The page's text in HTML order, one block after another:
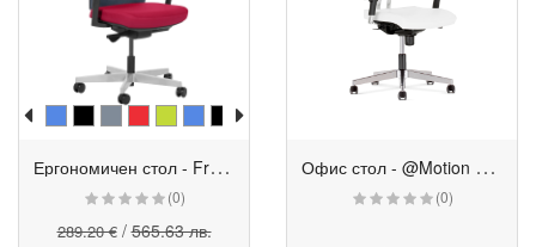
Е
ргономичен стол - Fredo червен
(0)
289.20 €/565.63 лв.
О
фис стол - @Motion HRU
(0)